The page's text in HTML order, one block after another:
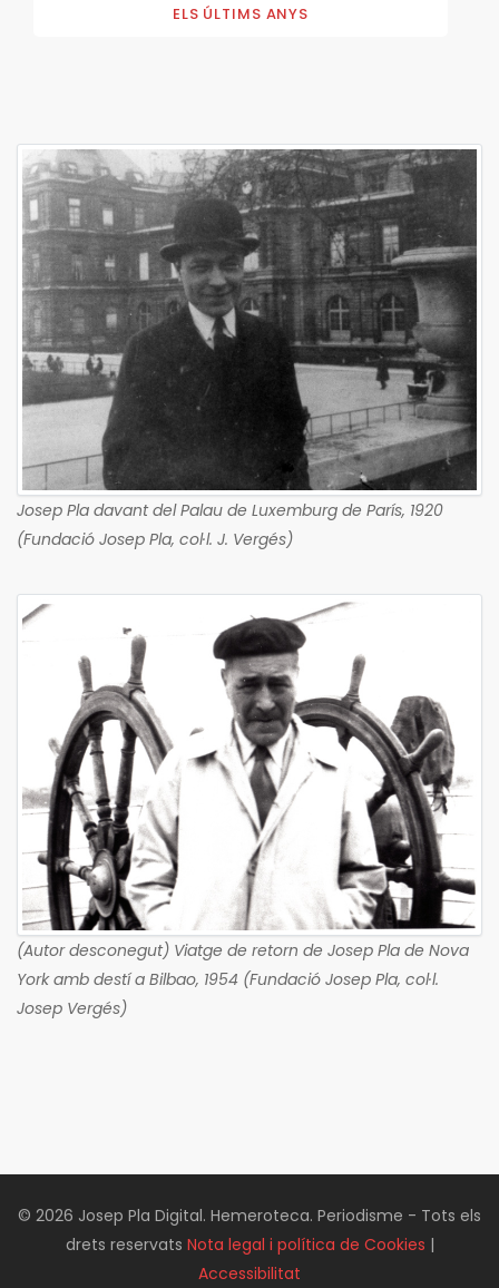
ELS ÚLTIMS ANYS
Josep Pla davant del Palau de Luxemburg de París, 1920
(Fundació Josep Pla, col·l. J. Vergés)
(Autor desconegut) Viatge de retorn de Josep Pla de Nova
York amb destí a Bilbao, 1954 (Fundació Josep Pla, col·l.
Josep Vergés)
© 2026 Josep Pla Digital. Hemeroteca. Periodisme - Tots els
drets reservats Nota legal i política de Cookies |
Accessibilitat